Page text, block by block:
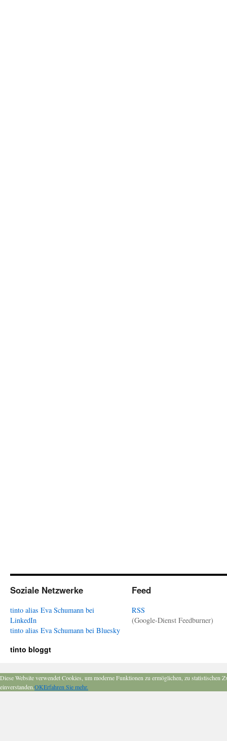
Soziale Netzwerke
tinto alias Eva Schumann bei
LinkedIn
tinto alias Eva Schumann bei Bluesky
Feed
RSS
(Google-Dienst Feedburner)
tinto bloggt
Diese Website verwendet Cookies, um moderne Funktionen zu ermöglichen, zu
einverstanden.OKErfahren Sie mehr.